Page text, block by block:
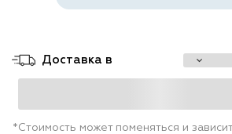
Доставка в
*Стоимость может поменяться и